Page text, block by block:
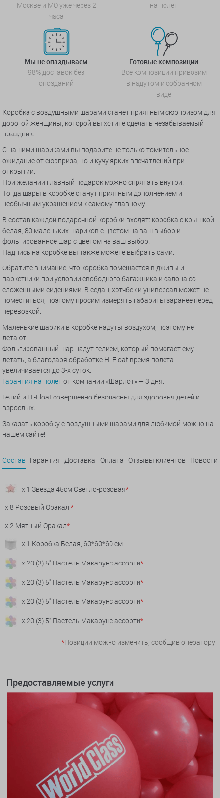
Москве и МО уже через 2
часа
на полет
Мы не опаздываем
98% доставок без
опозданий
Готовые композиции
Все композиции привозим
в надутом и собранном
виде
Коробка с воздушными шарами станет приятным сюрпризом для
дорогой женщины, которой вы хотите сделать незабываемый
праздник.
С нашими шариками вы подарите не только томительное
ожидание от сюрприза, но и кучу ярких впечатлений при
открытии.
При желании главный подарок можно спрятать внутри.
Тогда шары в коробке станут приятным дополнением и
необычным украшением к самому главному.
В состав каждой подарочной коробки входят: коробка с крышкой
белая, 80 маленьких шариков с цветом на ваш выбор и
фольгированное шар с цветом на ваш выбор.
Надпись на коробке вы также можете выбрать сами.
Обратите внимание, что коробка помещается в джипы и
паркетники при условии свободного багажника и салона со
сложенными сидениями. В седан, хэтчбек и универсал может не
поместиться, поэтому просим измерять габариты заранее перед
перевозкой.
Маленькие шарики в коробке надуты воздухом, поэтому не
летают.
Фольгированный шар надут гелием, который помогает ему
летать, а благодаря обработке Hi-Float время полета
увеличивается до 3-х суток.
Гарантия на полетот компании «Шарлот» — 3 дня.
Гелий и Hi-Float совершенно безопасны для здоровья детей и
взрослых.
Заказать коробку с воздушными шарами для любимой можно на
нашем сайте!
Состав Гарантия Доставка Оплата Отзывы клиентов Новости
x 1 Звезда 45см Светло-розовая*
x 8 Розовый Оракал *
x 2 Мятный Оракал*
x 1 Коробка Белая, 60*60*60 см
x 20 (3) 5" Пастель Макарунс ассорти*
x 20 (3) 5" Пастель Макарунс ассорти*
x 20 (3) 5" Пастель Макарунс ассорти*
x 20 (3) 5" Пастель Макарунс ассорти*
*Позиции можно изменить, сообщив оператору
Предоставляемые услуги